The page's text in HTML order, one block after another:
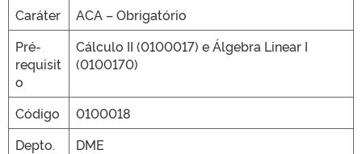
Caráter
ACA – Obrigatório
Pré-
requisit
o
Cálculo II (0100017) e Álgebra Linear I
(0100170)
Código
0100018
Depto.
DME